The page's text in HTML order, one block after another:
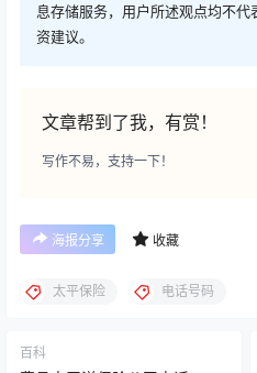
息存储服务，用户所述观点均不
资建议。
文章帮到了我，有赏！
写作不易，支持一下！
海报分享 收藏
太平保险 电话号码
百科